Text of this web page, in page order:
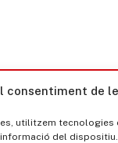
consentiment de
utilitzem tecnologies
del